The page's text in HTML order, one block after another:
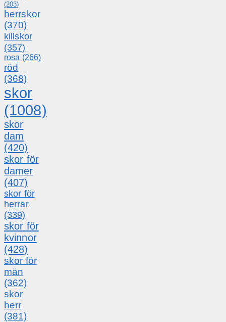
(203)
herrskor
(370)
killskor
(357)
rosa (266)
röd
(368)
skor
(1008)
skor
dam
(420)
skor för
damer
(407)
skor för
herrar
(339)
skor för
kvinnor
(428)
skor för
män
(362)
skor
herr
(381)